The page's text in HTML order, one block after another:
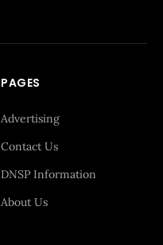
PAGES
Advertising
Contact Us
DNSP Information
About Us